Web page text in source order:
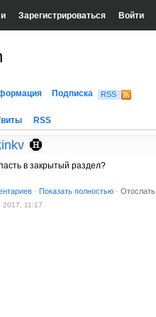
Зарегистрироваться Войти
Подписка RSS
RSS
в закрытый раздел?
· Показать полностью · Отослать
2017, 11:17